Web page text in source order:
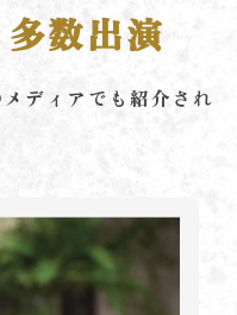
数出演
ディアでも紹介され